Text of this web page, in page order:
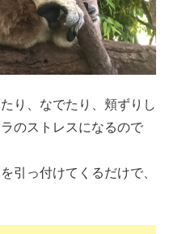
り、なでたり、頬ずりし
のストレスになるので
引っ付けてくるだけで、